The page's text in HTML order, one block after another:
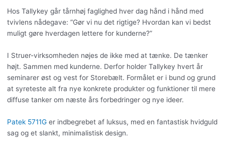
Hos Tallykey går tårnhøj faglighed hver dag hånd i hånd med
tvivlens nådegave: ”Gør vi nu det rigtige? Hvordan kan vi bedst
muligt gøre hverdagen lettere for kunderne?”
I Struer-virksomheden nøjes de ikke med at tænke. De tænker
højt. Sammen med kunderne. Derfor holder Tallykey hvert år
seminarer øst og vest for Storebælt. Formålet er i bund og grund
at syreteste alt fra nye konkrete produkter og funktioner til mere
diffuse tanker om næste års forbedringer og nye ideer.
Patek 5711Ger indbegrebet af luksus, med en fantastisk hvidguld
sag og et slankt, minimalistisk design.